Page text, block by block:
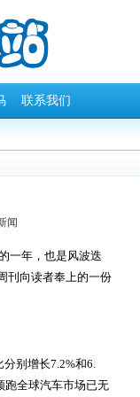
联系我们
闻
一年，也是风波迭
刊向读者奉上的一份
别增长7.2%和6.
跑全球汽车市场已无